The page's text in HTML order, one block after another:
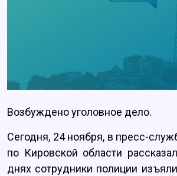
Возбуждено уголовное дело.
Сегодня, 24 ноября, в пресс-
по Кировской области
днях сотрудники полиции